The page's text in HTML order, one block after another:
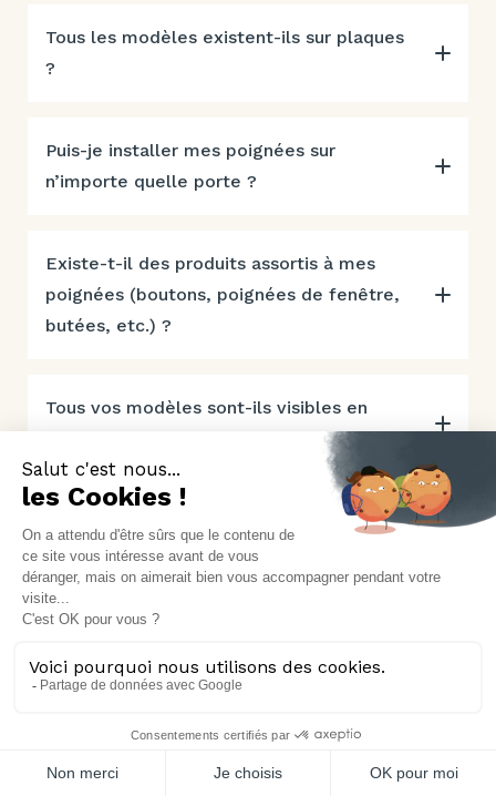
Tous les modèles existent-ils sur plaques
?
Puis-je installer mes poignées sur
n’importe quelle porte ?
Existe-t-il des produits assortis à mes
poignées (boutons, poignées de fenêtre,
butées, etc.) ?
Tous vos modèles sont-ils visibles en
Portes
Coulissante
Poignées
Poignées de fenêtre & extérieur
Pour Coulissant et Galandage